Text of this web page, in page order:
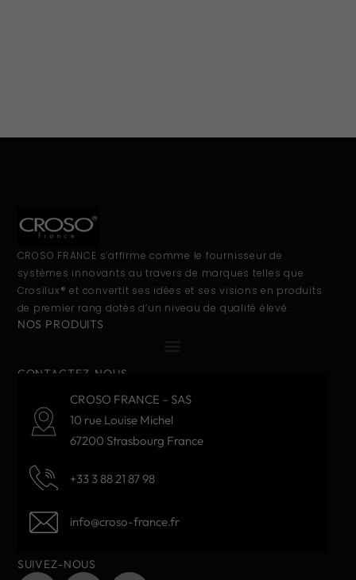
CROSO FRANCE s’affirme comme le fournisseur de
systèmes innovants au travers de marques telles que
Crosilux® et convertit ses idées et ses visions en produits
de premier rang dotés d’un niveau de qualité élevé.
NOS PRODUITS
CONTACTEZ-NOUS
CROSO FRANCE – SAS
10 rue Louise Michel
67200 Strasbourg France
+33 3 88 21 87 98
info@croso-france.fr
SUIVEZ-NOUS